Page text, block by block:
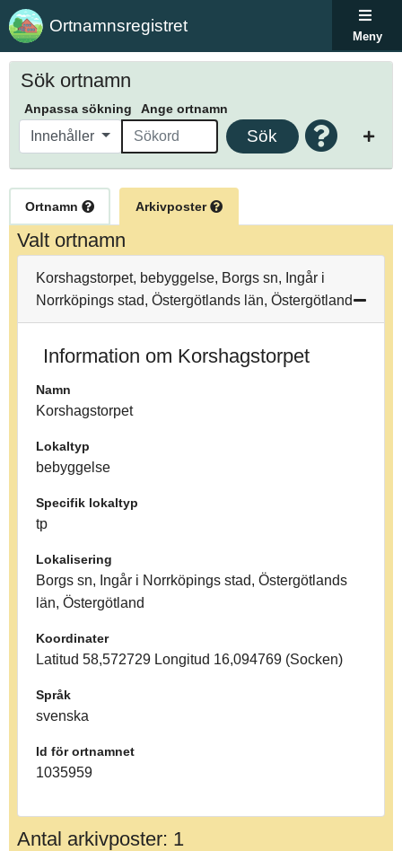
Ortnamnsregistret
Meny
Sök ortnamn
Anpassa sökning Ange ortnamn
Innehåller Sök
Ortnamn Arkivposter
Valt ortnamn
Korshagstorpet, bebyggelse, Borgs sn, Ingår i
Norrköpings stad, Östergötlands län, Östergötland
Information om Korshagstorpet
Namn
Korshagstorpet
Lokaltyp
bebyggelse
Specifik lokaltyp
tp
Lokalisering
Borgs sn, Ingår i Norrköpings stad, Östergötlands
län, Östergötland
Koordinater
Latitud 58,572729 Longitud 16,094769 (Socken)
Språk
svenska
Id för ortnamnet
1035959
Antal arkivposter: 1